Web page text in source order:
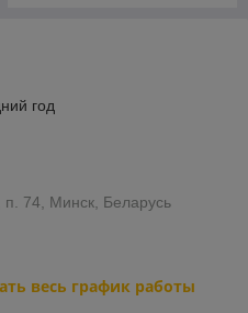
год
п. 74, Минск, Беларусь
весь график работы